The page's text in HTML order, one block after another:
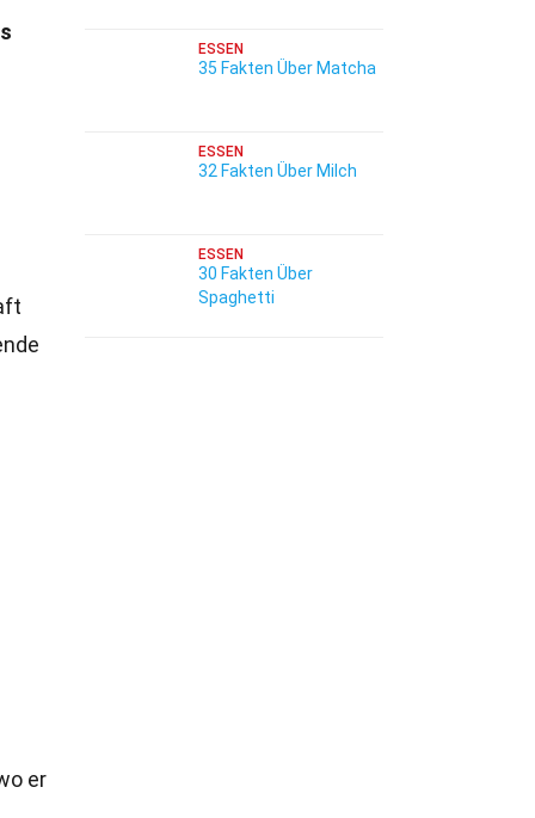
er
ESSEN
35 Fakten Über Matcha
ESSEN
32 Fakten Über Milch
ESSEN
30 Fakten Über
Spaghetti